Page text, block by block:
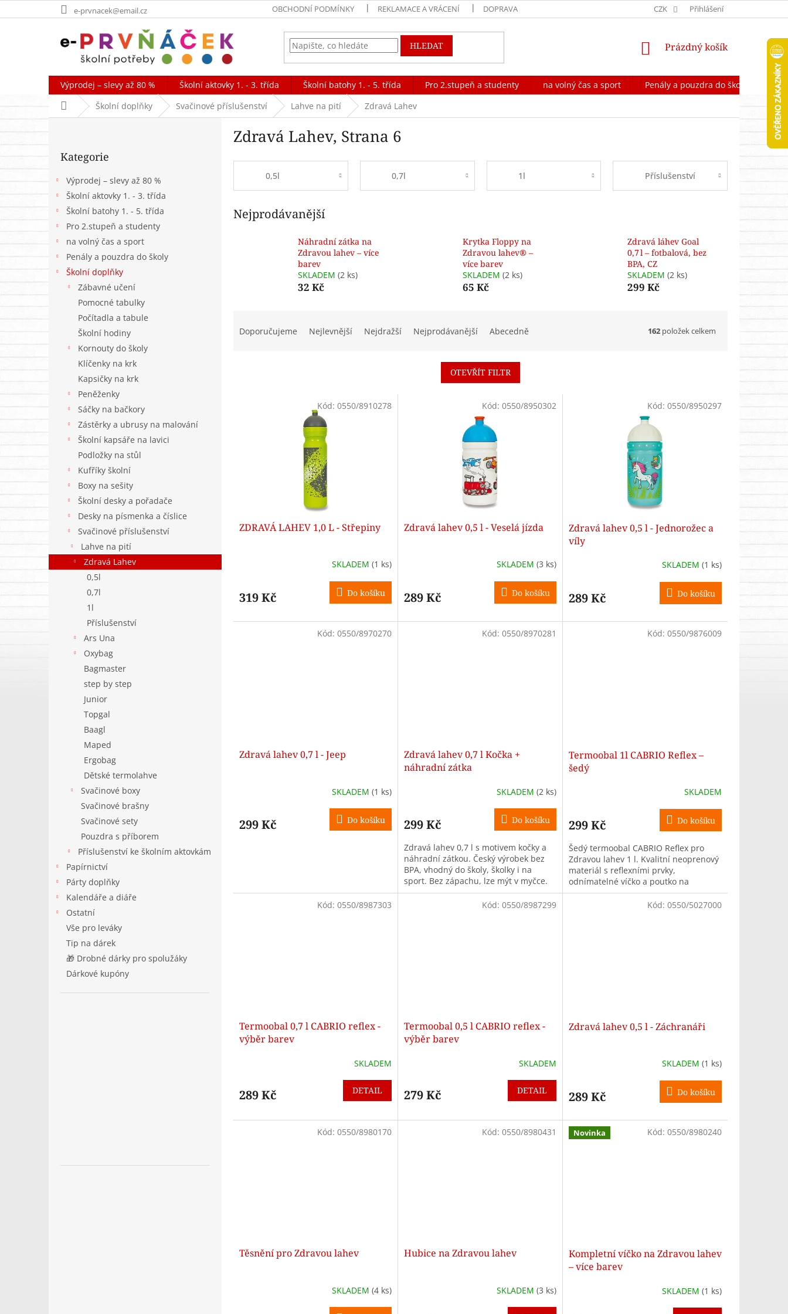
na
e-prvnacek@email.cz OBCHODNÍ PODMÍNKY REKLAMACE A VRÁCENÍ DOPRAVA FORMULÁŘ NA ODSTOUPENÍ OD
CZK Přihlášení
HLEDAT
NÁKUPNÍ
Prázdný košík
Výprodej – slevy až 80 % Školní aktovky 1. - 3. třída Školní batohy 1. - 5. třída Pro 2.stupeň a studenty na volný čas a sport Penály a pouzdra do školy
Domů Školní doplňky Svačinové příslušenství Lahve na pití Zdravá Lahev
P
n
kategorie
Kategorie
Výprodej – slevy až 80 %
Školní aktovky 1. - 3. třída
Školní batohy 1. - 5. třída
Pro 2.stupeň a studenty
na volný čas a sport
Penály a pouzdra do školy
Školní doplňky
Zábavné učení
Pomocné tabulky
Počítadla a tabule
Školní hodiny
Kornouty do školy
Klíčenky na krk
Kapsičky na krk
Peněženky
Sáčky na bačkory
Zástěrky a ubrusy na malování
Školní kapsáře na lavici
Podložky na stůl
Kufříky školní
Boxy na sešity
Školní desky a pořadače
Desky na písmenka a číslice
Svačinové příslušenství
Lahve na pití
Zdravá Lahev
0,5l
0,7l
1l
Příslušenství
Ars Una
Oxybag
Bagmaster
step by step
Junior
Topgal
Baagl
Maped
Ergobag
Dětské termolahve
Svačinové boxy
Svačinové brašny
Svačinové sety
Pouzdra s příborem
Příslušenství ke školním aktovkám
Papírnictví
Párty doplňky
Kalendáře a diáře
Ostatní
Vše pro leváky
Tip na dárek
🎁 Drobné dárky pro spolužáky
Dárkové kupóny
Zdravá Lahev, Strana 6
0,5l 0,7l 1l Příslušenství
Nejprodávanější
Náhradní zátka na
Zdravou lahev – více
barev
SKLADEM (2 ks)
32 Kč
Krytka Floppy na
Zdravou lahev® –
více barev
SKLADEM (2 ks)
65 Kč
Zdravá láhev Goal
0,7 l – fotbalová, bez
BPA, CZ
SKLADEM (2 ks)
299 Kč
Doporučujeme Nejlevnější Nejdražší Nejprodávanější Abecedně 162 položek celkem
OTEVŘÍT FILTR
kZDRAVÁ LAHEV 1,0 L - Střepiny
SKLADEM (1 ks)
319 Kč Do košíku
Kód: 0550/8910278
Zdravá lahev 0,5 l - Veselá jízda
SKLADEM (3 ks)
289 Kč Do košíku
Kód: 0550/8950302
Zdravá lahev 0,5 l - Jednorožec a
víly
SKLADEM (1 ks)
289 Kč Do košíku
Kód: 0550/8950297
Zdravá lahev 0,7 l - Jeep
SKLADEM (1 ks)
299 Kč Do košíku
Kód: 0550/8970270
Zdravá lahev 0,7 l Kočka +
náhradní zátka
SKLADEM (2 ks)
299 Kč Do košíku
Zdravá lahev 0,7 l s motivem kočky a
náhradní zátkou. Český výrobek bez
BPA, vhodný do školy, školky i na
sport. Bez zápachu, lze mýt v myčce.
Kód: 0550/8970281
Termoobal 1l CABRIO Reflex –
šedý
SKLADEM
299 Kč Do košíku
Šedý termoobal CABRIO Reflex pro
Zdravou lahev 1 l. Kvalitní neoprenový
materiál s reflexními prvky,
odnímatelné víčko a poutko na
zavěšení.
Kód: 0550/9876009
Termoobal 0,7 l CABRIO reflex -
výběr barev
SKLADEM
289 Kč DETAIL
Kód: 0550/8987303
Termoobal 0,5 l CABRIO reflex -
výběr barev
SKLADEM
279 Kč DETAIL
Kód: 0550/8987299
Zdravá lahev 0,5 l - Záchranáři
SKLADEM (1 ks)
289 Kč Do košíku
Kód: 0550/5027000
Těsnění pro Zdravou lahev
SKLADEM (4 ks)
Kód: 0550/8980170
Hubice na Zdravou lahev
SKLADEM (3 ks)
Kód: 0550/8980431 Novinka
Kompletní víčko na Zdravou lahev
– více barev
SKLADEM (1 ks)
Kód: 0550/8980240